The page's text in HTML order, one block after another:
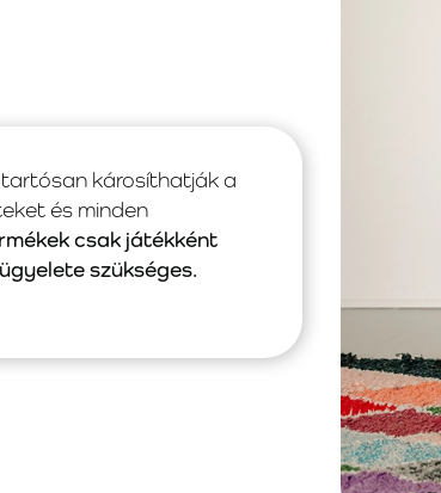
károsíthatják a
és minden
csak játékként
szükséges.